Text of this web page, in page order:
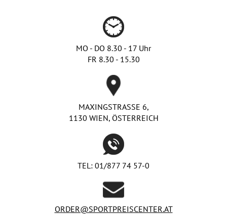
MO - DO 8.30 - 17 Uhr
FR 8.30 - 15.30
MAXINGSTRASSE 6,
1130 WIEN, ÖSTERREICH
TEL: 01/877 74 57-0
ORDER@SPORTPREISCENTER.AT